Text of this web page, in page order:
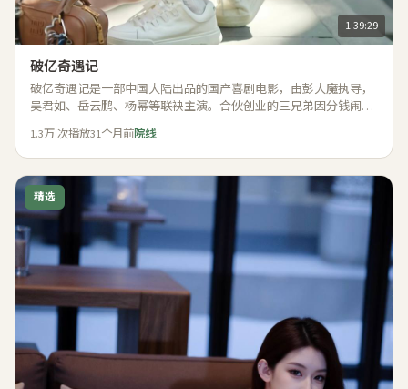
1:39:29
破亿奇遇记
破亿奇遇记是一部中国大陆出品的国产喜剧电影，由彭大魔执导，
吴君如、岳云鹏、杨幂等联袂主演。合伙创业的三兄弟因分钱闹
翻，又在危机面前重新并肩作战。 影片于2024年登陆内地院线，轻
松幽默又贴近生活，适合国产喜剧电影在线观看时合家观赏。
1.3万次播放31个月前院线
精选